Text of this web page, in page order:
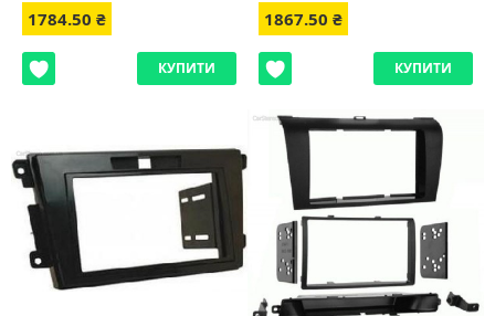
1784.50 ₴
КУПИТИ
1867.50 ₴
КУПИТИ